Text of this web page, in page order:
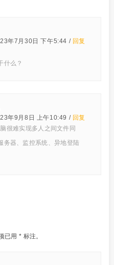
年7月30日 下午5:44 / 回复
什么？
年9月8日 上午10:49 / 回复
很难实现多人之间文件同
务器、监控系统、异地登陆
已用* 标注。